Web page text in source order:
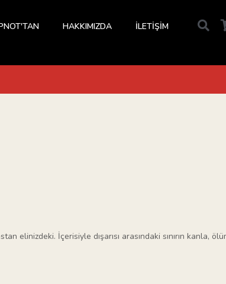
HAKKIMIZDA İLETİŞİM
elinizdeki. İçerisiyle dışarısı arasındaki sınırın kanla,